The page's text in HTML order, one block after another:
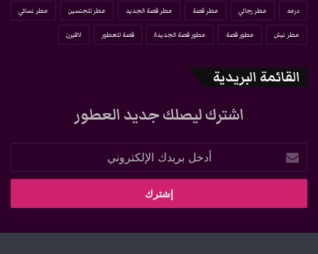
درعه عطر رجالي عطر قصة عطر قصة الجديد عطر للجنسين عطر نسائي
عطر نيش عطور قصة عطور قصة الجديدة قصة للعطور لافيرن
القائمة البريدية
اشترك ليصلك جديد العطور
أدخل
بريدك
الإلكتروني